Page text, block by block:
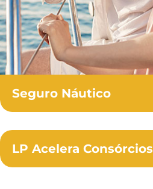
Seguro Náutico
LP Acelera Consórcios